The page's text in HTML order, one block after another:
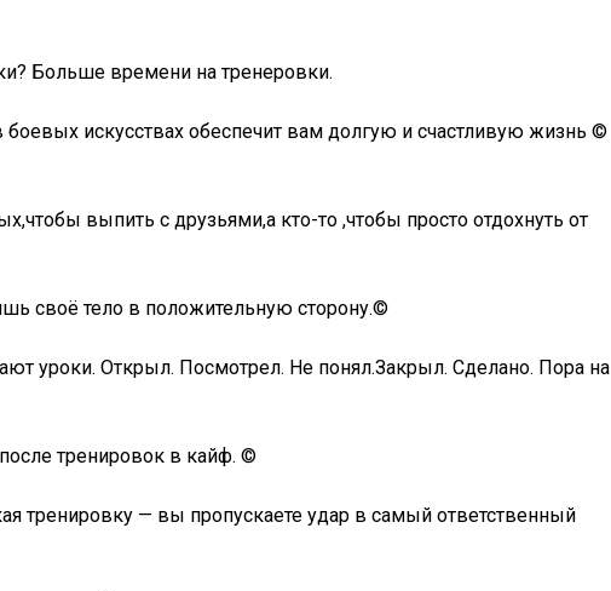
Больше времени на тренеровки.
боевых искусствах обеспечит вам долгую и счастливую жизнь ©
выпить с друзьями,а кто-то ,чтобы просто отдохнуть от
своё тело в положительную сторону.©
уроки. Открыл. Посмотрел. Не понял.Закрыл. Сделано. Пора на
тренировок в кайф. ©
тренировку — вы пропускаете удар в самый ответственный